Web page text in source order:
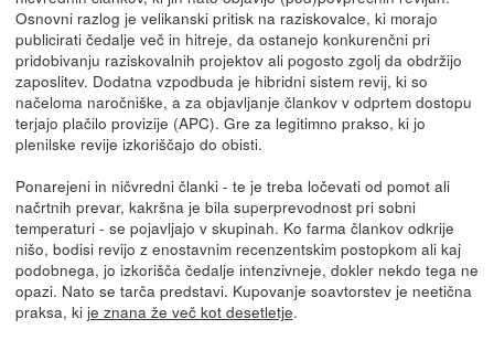
Osnovni razlog je velikanski pritisk na raziskovalce, ki morajo
publicirati čedalje več in hitreje, da ostanejo konkurenčni pri
pridobivanju raziskovalnih projektov ali pogosto zgolj da obdržijo
zaposlitev. Dodatna vzpodbuda je hibridni sistem revij, ki so
načeloma naročniške, a za objavljanje člankov v odprtem dostopu
terjajo plačilo provizije (APC). Gre za legitimno prakso, ki jo
plenilske revije izkoriščajo do obisti.
Ponarejeni in ničvredni članki - te je treba ločevati od pomot ali
načrtnih prevar, kakršna je bila superprevodnost pri sobni
temperaturi - se pojavljajo v skupinah. Ko farma člankov odkrije
nišo, bodisi revijo z enostavnim recenzentskim postopkom ali kaj
podobnega, jo izkorišča čedalje intenzivneje, dokler nekdo tega ne
opazi. Nato se tarča predstavi. Kupovanje soavtorstev je neetična
praksa, ki je znana že več kot desetletje.